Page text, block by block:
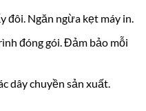
đôi.Ngăn ngừa kẹt máy in.
đóng gói. Đảm bảo mỗi
dây chuyền sản xuất.